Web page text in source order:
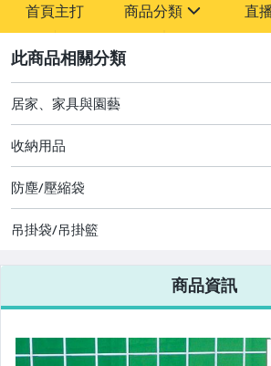
首頁主打 商品分類
圖書/影音/文具
古董、藝術與礦石
手機、配件與通訊
美容保養與彩妝
電腦、平板與周邊
運動、戶外與休閒
直
居家、家具與園藝
收納用品
防塵/壓縮袋
吊掛袋/吊掛籃
商品資訊